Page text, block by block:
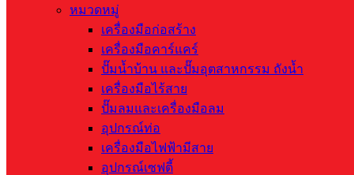
หมวดหมู่
เครื่องมือก่อสร้าง
เครื่องมือคาร์แคร์
ปั๊มน้ำบ้าน และปั๊มอุตสาหกรรม ถังน้ำ
เครื่องมือไร้สาย
ปั๊มลมและเครื่องมือลม
อุปกรณ์ท่อ
เครื่องมือไฟฟ้ามีสาย
อุปกรณ์เซฟตี้